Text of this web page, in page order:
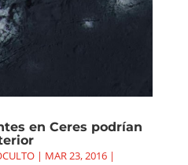
en Ceres podrían
| MAR 23, 2016|